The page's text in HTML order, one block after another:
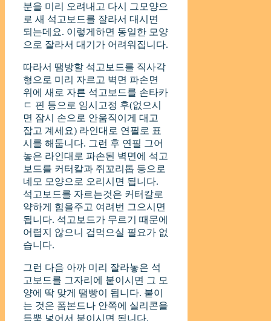
분을 미리 오려내고 다시 그모양으
로 새 석고보드를 잘라서 대시면
되는데요. 이렇게하면 동일한 모양
으로 잘라서 대기가 어려워집니다.
따라서 땜방할 석고보드를 직사각
형으로 미리 자르고 벽면 파손면
위에 새로 자른 석고보드를 손타카
ㄷ 핀 등으로 임시고정 후(없으시
면 잠시 손으로 안움직이게 대고
잡고 계세요) 라인대로 연필로 표
시를 해둡니다. 그런 후 연필 그어
놓은 라인대로 파손된 벽면에 석고
보드를 커터칼과 쥐꼬리톱 등으로
네모 모양으로 오리시면 됩니다.
석고보드를 자르는것은 커터칼로
약하게 힘을주고 여려번 그으시면
됩니다. 석고보드가 무르기 때문에
어렵지 않으니 겁먹으실 필요가 없
습니다.
그런 다음 아까 미리 잘라놓은 석
고보드를 그자리에 붙이시면 그 모
양에 딱 맞게 땜빵이 됩니다. 붙이
는 것은 폼본드나 안쪽에 실리콘을
듬뿍 넣어서 붙이시면 됩니다.